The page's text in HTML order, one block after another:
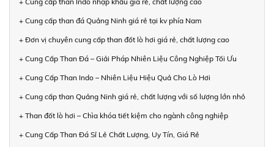
+ Cung cấp than đá Quảng Ninh giá rẻ tại kv phía Nam
+ Đơn vị chuyên cung cấp than đốt lò hơi giá rẻ, chất lượng cao
+ Cung Cấp Than Đá – Giải Pháp Nhiên Liệu Công Nghiệp Tối Ưu
+ Cung Cấp Than Indo – Nhiên Liệu Hiệu Quả Cho Lò Hơi
+ Cung cấp than Quảng Ninh giá rẻ, chất lượng với số lượng lớn nhỏ
+ Than đốt lò hơi – Chìa khóa tiết kiệm cho ngành công nghiệp
+ Cung Cấp Than Đá Sỉ Lẻ Chất Lượng, Uy Tín, Giá Rẻ